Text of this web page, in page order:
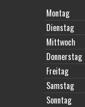
Montag
Dienstag
Mittwoch
Donnerstag
Freitag
Samstag
Sonntag